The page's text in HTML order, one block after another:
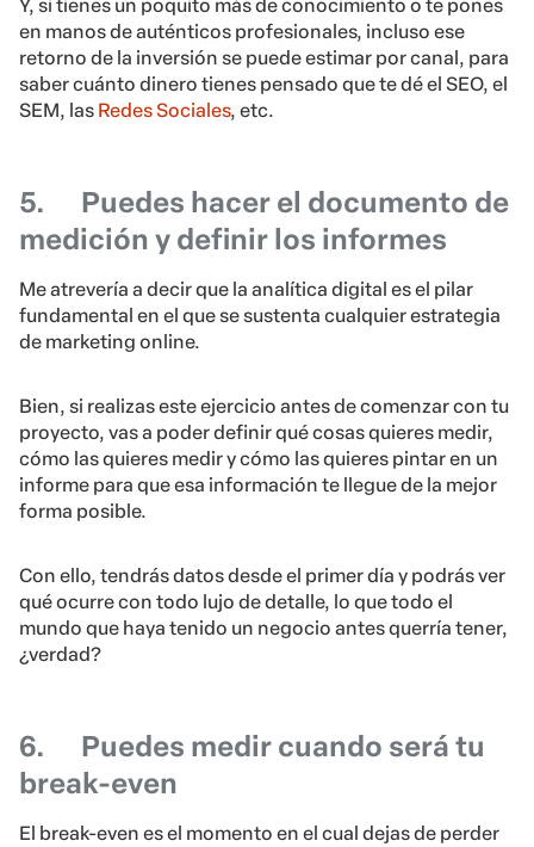
Y, si tienes un poquito más de conocimiento o te pones
en manos de auténticos profesionales, incluso ese
retorno de la inversión se puede estimar por canal, para
saber cuánto dinero tienes pensado que te dé el SEO, el
SEM, las Redes Sociales, etc.
5.
Puedes hacer el documento de
medición y definir los informes
Me atrevería a decir que la analítica digital es el pilar
fundamental en el que se sustenta cualquier estrategia
de marketing online.
Bien, si realizas este ejercicio antes de comenzar con tu
proyecto, vas a poder definir qué cosas quieres medir,
cómo las quieres medir y cómo las quieres pintar en un
informe para que esa información te llegue de la mejor
forma posible.
Con ello, tendrás datos desde el primer día y podrás ver
qué ocurre con todo lujo de detalle, lo que todo el
mundo que haya tenido un negocio antes querría tener,
¿verdad?
6.
Puedes medir cuando será tu
break-even
El break-even es el momento en el cual dejas de perder